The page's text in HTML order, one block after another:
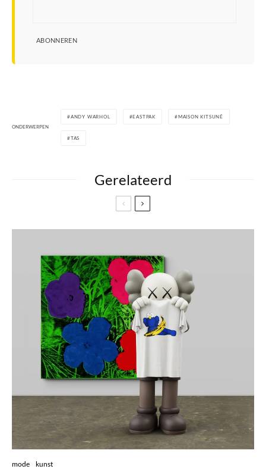
ABONNEREN
ONDERWERPEN
ANDY WARHOL EASTPAK MAISON KITSUNÉ
TAS
Gerelateerd
mode kunst